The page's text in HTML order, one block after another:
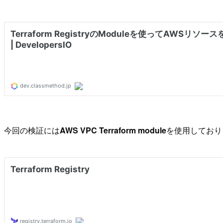
今回の検証にはAWS VPC Terraform moduleを使用してお